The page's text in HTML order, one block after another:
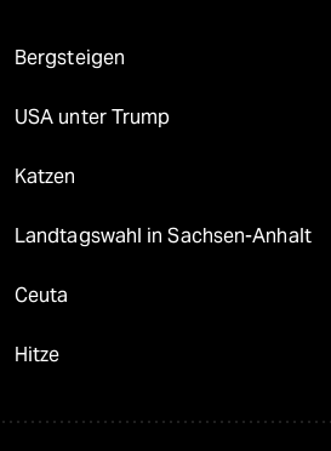
Bergsteigen
USA unter Trump
Katzen
Landtagswahl in Sachsen-Anhalt
Ceuta
Hitze